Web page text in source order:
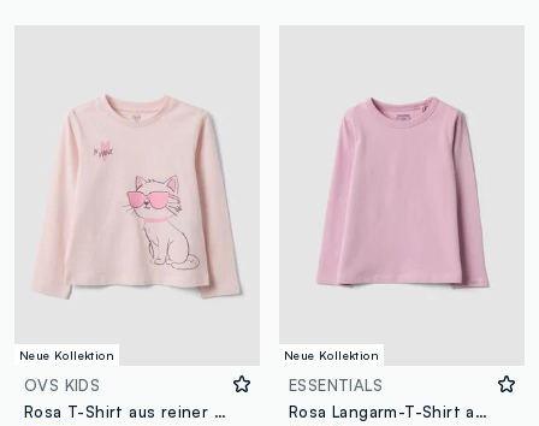
Neue Kollektion
OVS KIDS
Rosa T-Shirt aus reiner Bio-Baumwolle mit Kätzchen-Print für Mädchen
Neue Kollektion
ESSENTIALS
Rosa Langarm-T-Shirt aus Stretch-Baumwolle